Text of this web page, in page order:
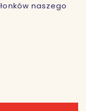
naszego